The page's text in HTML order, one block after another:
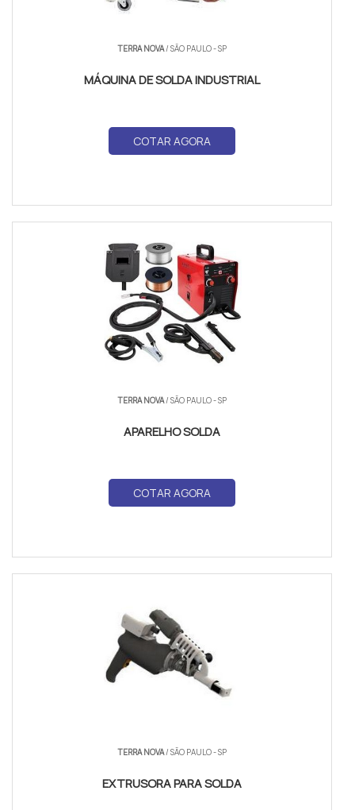
TERRA NOVA/ SÃO PAULO - SP
MÁQUINA DE SOLDA INDUSTRIAL
COTAR AGORA
TERRA NOVA/ SÃO PAULO - SP
APARELHO SOLDA
COTAR AGORA
TERRA NOVA/ SÃO PAULO - SP
EXTRUSORA PARA SOLDA